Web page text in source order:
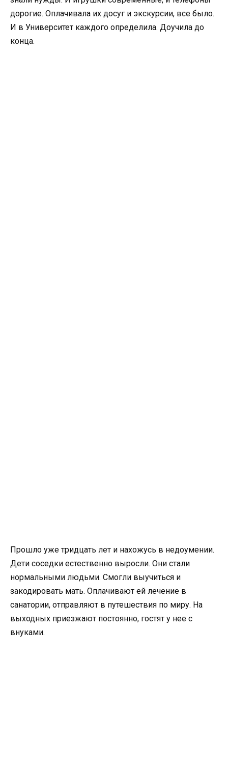
дорогие. Оплачивала их досуг и экскурсии, все было.
И в Университет каждого определила. Доучила до
конца.
Прошло уже тридцать лет и нахожусь в недоумении.
Дети соседки естественно выросли. Они стали
нормальными людьми. Смогли выучиться и
закодировать мать. Оплачивают ей лечение в
санатории, отправляют в путешествия по миру. На
выходных приезжают постоянно, гостят у нее с
внуками.